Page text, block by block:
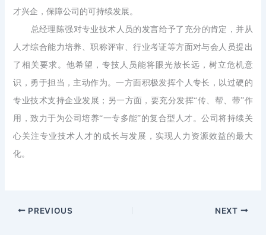
才兴企，保障公司的可持续发展。
总经理陈强对专业技术人员的发言给予了充分的肯定，并从
人才综合能力培养、职称评审、行业考证等方面对与会人员提出
了相关要求。他希望，专技人员能将眼光放长远，树立危机意
识，勇于担当，主动作为。一方面积极发挥个人专长，以过硬的
专业技术支持企业发展；另一方面，要充分发挥“传、帮、带”作
用，致力于为公司培养“一专多能”的复合型人才。公司将持续关
心关注专业技术人才的成长与发展，实现人力资源效益的最大
化。
PREVIOUS NEXT